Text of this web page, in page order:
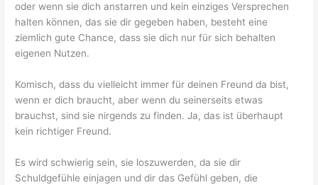
oder wenn sie dich anstarren und kein einziges Versprechen
halten können, das sie dir gegeben haben, besteht eine
ziemlich gute Chance, dass sie dich nur für sich behalten
eigenen Nutzen.
Komisch, dass du vielleicht immer für deinen Freund da bist,
wenn er dich braucht, aber wenn du seinerseits etwas
brauchst, sind sie nirgends zu finden. Ja, das ist überhaupt
kein richtiger Freund.
Es wird schwierig sein, sie loszuwerden, da sie dir
Schuldgefühle einjagen und dir das Gefühl geben, die